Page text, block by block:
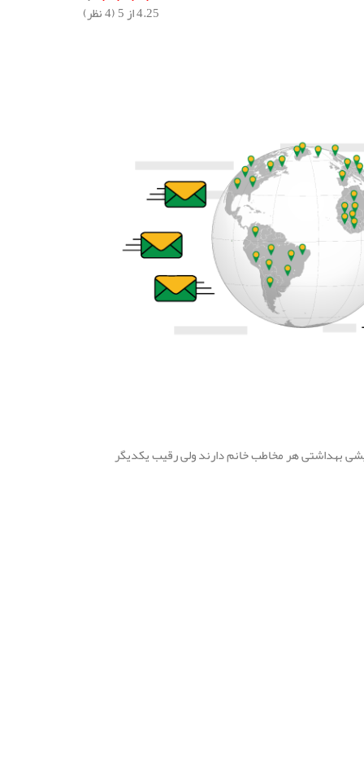
4.25از 5 ( 4نظر)
بهداشتی هر مخاطب خانم دارند ولی رقیب یکدیگر